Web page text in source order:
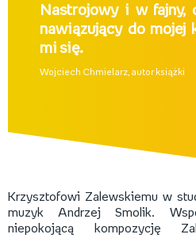
Nastrojowy i w fajny,
nawiązujący do mojej
mi się.
Wojciech Chmielarz, autor książki
Krzysztofowi Zalewskiemu w
muzyk Andrzej Smolik.
niepokojącą kompozycję